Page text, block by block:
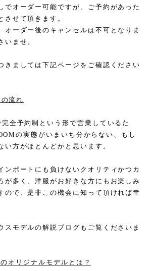
でオーダー可能ですが、ご予約があった
させて頂きます。
ーダー後のキャンセルは不可となりま
いませ。
きましては下記ページをご確認ください
流れ
全予約制という形で営業しているた
の実態がいまいち分からない、もし
い方がほとんどかと思います。
ンポートにも負けないクオリティかつカ
が多く、洋服がお好きな方にもお楽しみ
ので、是非この機会に知って頂ければ幸
スモデルの解説ブログもご覧くださいま
オリジナルモデルとは？